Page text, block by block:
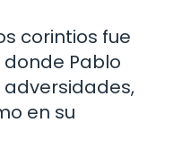
corintios fue
Pablo
en su